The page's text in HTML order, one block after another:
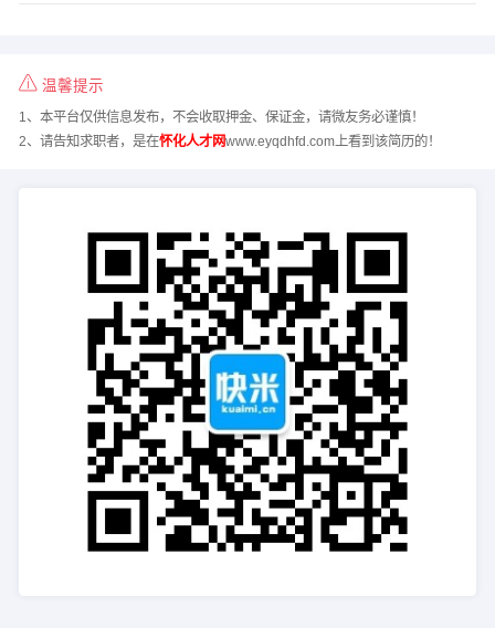
温馨提示
1、本平台仅供信息发布，不会收取押金、保证金，请微友务必谨慎！
2、请告知求职者，是在怀化人才网www.eyqdhfd.com上看到该简历的！